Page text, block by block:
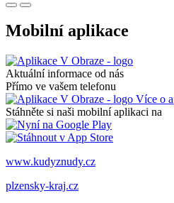
Mobilní aplikace
Aktuální informace od nás
Přímo ve vašem telefonu
Více o
Stáhněte si naši mobilní aplikaci na
www.kudyznudy.cz
plzensky-kraj.cz